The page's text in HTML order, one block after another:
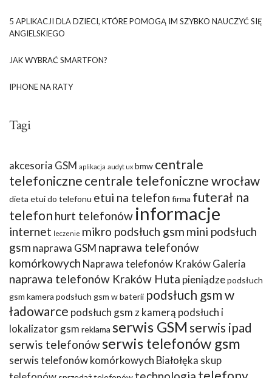
5 APLIKACJI DLA DZIECI, KTÓRE POMOGĄ IM SZYBKO NAUCZYĆ SIĘ
ANGIELSKIEGO
JAK WYBRAĆ SMARTFON?
IPHONE NA RATY
Tagi
akcesoria GSM aplikacja audyt ux bmw centrale
telefoniczne centrale telefoniczne wrocław
dieta etui do telefonu etui na telefon firma futerał na
telefon hurt telefonów informacje
internet leczenie mikro podsłuch gsm mini podsłuch
gsm naprawa GSM naprawa telefonów
komórkowych Naprawa telefonów Kraków Galeria
naprawa telefonów Kraków Huta pieniądzepodsłuch
gsm kamera podsłuch gsm w baterii podsłuch gsm w
ładowarce podsłuch gsm z kamerą podsłuch i
lokalizator gsm reklama serwis GSM serwis ipad
serwis telefonówserwis telefonów gsm
serwis telefonów komórkowych Białołęka skup